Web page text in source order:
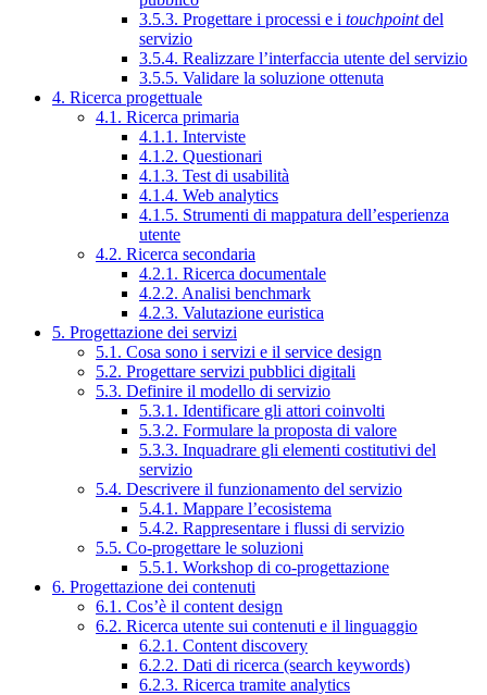
3.5.3. Progettare i processi e i touchpointdel
servizio
3.5.4. Realizzare l’interfaccia utente del servizio
3.5.5. Validare la soluzione ottenuta
4. Ricerca progettuale
4.1. Ricerca primaria
4.1.1. Interviste
4.1.2. Questionari
4.1.3. Test di usabilità
4.1.4. Web analytics
4.1.5. Strumenti di mappatura dell’esperienza
utente
4.2. Ricerca secondaria
4.2.1. Ricerca documentale
4.2.2. Analisi benchmark
4.2.3. Valutazione euristica
5. Progettazione dei servizi
5.1. Cosa sono i servizi e il service design
5.2. Progettare servizi pubblici digitali
5.3. Definire il modello di servizio
5.3.1. Identificare gli attori coinvolti
5.3.2. Formulare la proposta di valore
5.3.3. Inquadrare gli elementi costitutivi del
servizio
5.4. Descrivere il funzionamento del servizio
5.4.1. Mappare l’ecosistema
5.4.2. Rappresentare i flussi di servizio
5.5. Co-progettare le soluzioni
5.5.1. Workshop di co-progettazione
6. Progettazione dei contenuti
6.1. Cos’è il content design
6.2. Ricerca utente sui contenuti e il linguaggio
6.2.1. Content discovery
6.2.2. Dati di ricerca (search keywords)
6.2.3. Ricerca tramite analytics